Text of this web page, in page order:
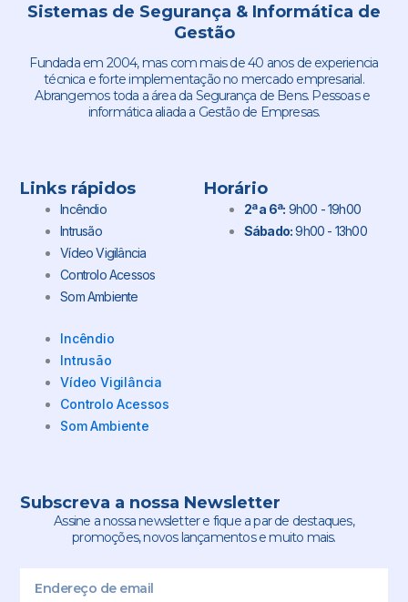
Sistemas de Segurança & Informática de
Gestão
Fundada em 2004, mas com mais de 40 anos de experiencia
técnica e forte implementação no mercado empresarial.
Abrangemos toda a área da Segurança de Bens. Pessoas e
informática aliada a Gestão de Empresas.
Links rápidos
Incêndio
Intrusão
Vídeo Vigilância
Controlo Acessos
Som Ambiente
Incêndio
Intrusão
Vídeo Vigilância
Controlo Acessos
Som Ambiente
Horário
2ª a 6ª: 9h00 - 19h00
Sábado:9h00 - 13h00
Subscreva a nossa Newsletter
Assine a nossa newsletter e fique a par de destaques,
promoções, novos lançamentos e muito mais.